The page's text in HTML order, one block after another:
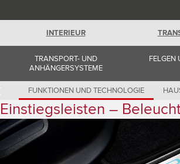
Switzerland (German)
Switzerland (French)
United Kingdom (English)
USA (English)
INTERIEUR
TRANSPORT- UND
ANHÄNGERSYSTEME
FELGEN
FUNKTIONEN UND TECHNOLOGIE
Einstiegsleisten –